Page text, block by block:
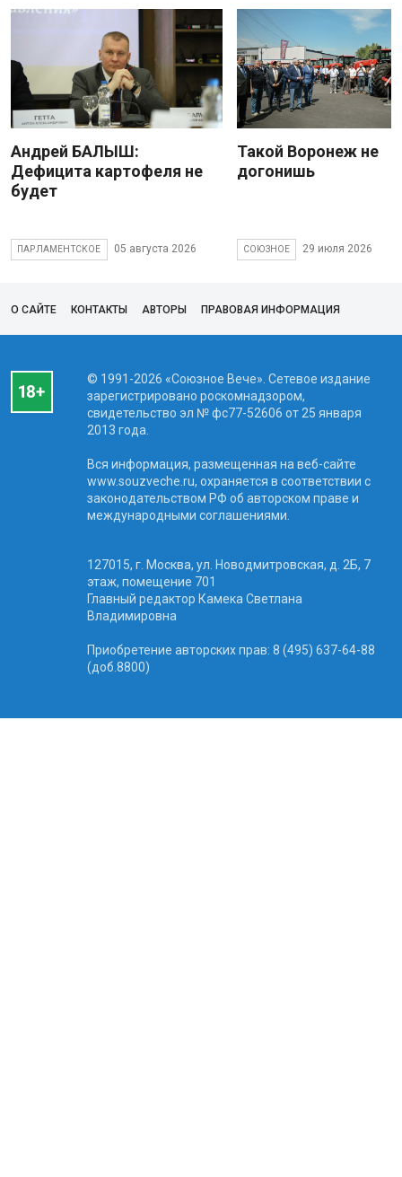
Андрей БАЛЫШ:
Дефицита картофеля не
будет
ПАРЛАМЕНТСКОЕ 05 августа 2026
Такой Воронеж не
догонишь
СОЮЗНОЕ 29 июля 2026
О САЙТЕ КОНТАКТЫ АВТОРЫ ПРАВОВАЯ ИНФОРМАЦИЯ
© 1991-2026 «Союзное Вече». Сетевое издание
зарегистрировано роскомнадзором,
свидетельство эл № фc77-52606 от 25 января
2013 года.
Вся информация, размещенная на веб-сайте
www.souzveche.ru, охраняется в соответствии с
законодательством РФ об авторском праве и
международными соглашениями.
127015, г. Москва, ул. Новодмитровская, д. 2Б, 7
этаж, помещение 701
Главный редактор Камека Светлана
Владимировна
Приобретение авторских прав: 8 (495) 637-64-88
(доб.8800)